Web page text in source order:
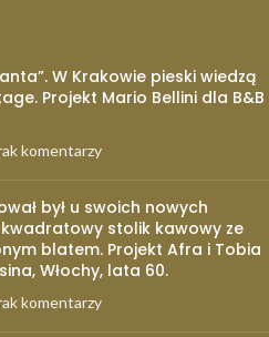
W Krakowie pieski wiedzą
Projekt Mario Bellini dla B&B
komentarzy
był u swoich nowych
kwadratowy stolik kawowy ze
blatem. Projekt Afra i Tobia
Włochy, lata 60.
komentarzy